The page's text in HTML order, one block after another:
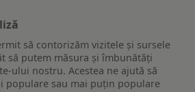
să contorizăm vizitele și sursele
să putem măsura și îmbunătăți
ului nostru. Acestea ne ajută să
populare sau mai puțin populare